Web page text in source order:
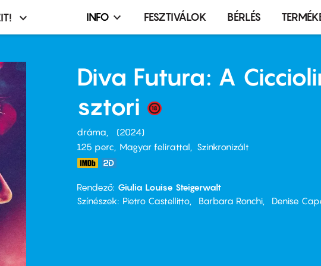
Infó,
terembérlés
menü
INFO FESZTIVÁLOK BÉRLÉS
Diva Futura: A
sztori
dráma
2024
125 perc,
Magyar felirattal Szinkronizált
Rendező Giulia Louise Steigerwalt
Színészek
Pietro Castellitto Barbara Ronchi Denise